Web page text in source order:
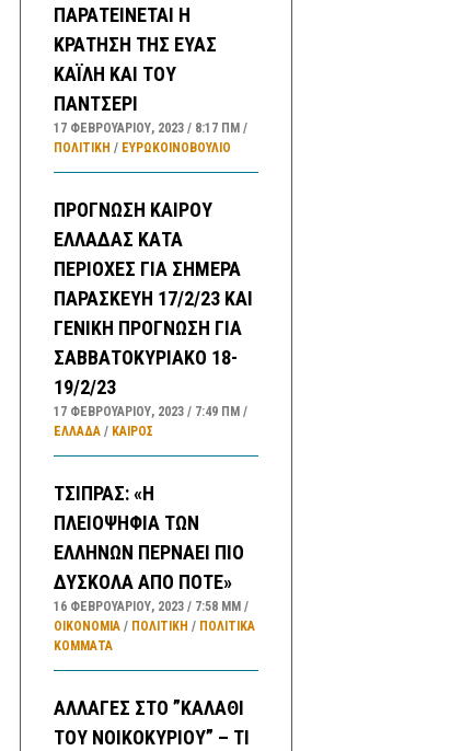
ΠΑΡΑΤΕΙΝΕΤΑΙ Η
ΚΡΑΤΗΣΗ ΤΗΣ ΕΥΑΣ
ΚΑΪΛΗ ΚΑΙ ΤΟΥ
ΠΑΝΤΣΕΡΙ
17 ΦΕΒΡΟΥΑΡΊΟΥ, 2023 8:17 ΠΜ
ΠΟΛΙΤΙΚΗ / ΕΥΡΩΚΟΙΝΟΒΟΥΛΙΟ
ΠΡΟΓΝΩΣΗ ΚΑΙΡΟΥ
ΕΛΛΑΔΑΣ ΚΑΤΑ
ΠΕΡΙΟΧΕΣ ΓΙΑ ΣΗΜΕΡΑ
ΠΑΡΑΣΚΕΥΗ 17/2/23 ΚΑΙ
ΓΕΝΙΚΗ ΠΡΟΓΝΩΣΗ ΓΙΑ
ΣΑΒΒΑΤΟΚΥΡΙΑΚΟ 18-
19/2/23
17 ΦΕΒΡΟΥΑΡΊΟΥ, 2023 7:49 ΠΜ
ΕΛΛΑΔA/ ΚΑΙΡΌΣ
ΤΣΙΠΡΑΣ: «Η
ΠΛΕΙΟΨΗΦΙΑ ΤΩΝ
ΕΛΛΗΝΩΝ ΠΕΡΝΑΕΙ ΠΙΟ
ΔΥΣΚΟΛΑ ΑΠΟ ΠΟΤΕ»
16 ΦΕΒΡΟΥΑΡΊΟΥ, 2023 7:58 ΜΜ
ΟΙΚΟΝΟΜΙΑ/ ΠΟΛΙΤΙΚΗ / ΠΟΛΙΤΙΚΆ
ΚΌΜΜΑΤΑ
ΑΛΛΑΓΕΣ ΣΤΟ ”ΚΑΛΑΘΙ
ΤΟΥ ΝΟΙΚΟΚΥΡΙΟΥ” – ΤΙ